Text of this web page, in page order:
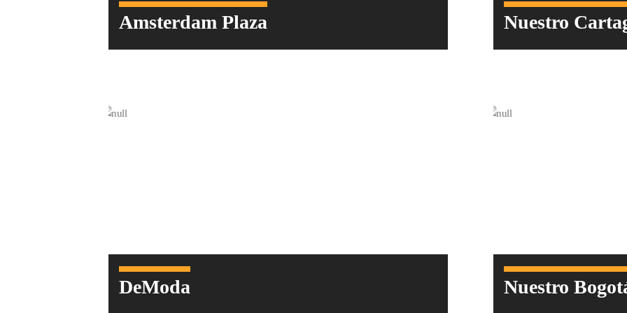
Amsterdam Plaza Nuestro
DeModa Nuestro